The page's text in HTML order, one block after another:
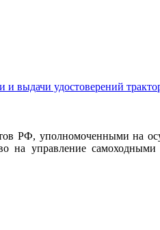
удостоверений
РФ, уполномоченными на
управление